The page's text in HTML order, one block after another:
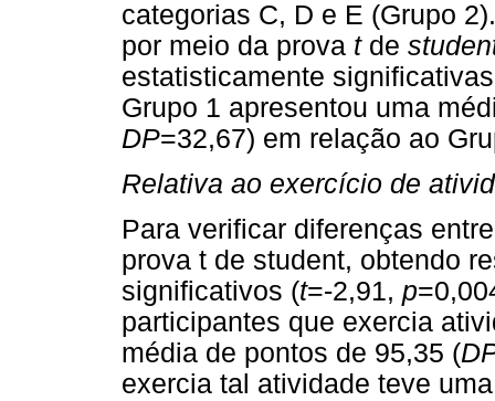
categorias C, D e E (Grupo
por meio da prova tde
estatisticamente
Grupo 1 apresentou uma
DP=32,67) em relação ao
Relativa ao exercício de
Para verificar diferenças
prova t de student, obtendo
significativos (t=-2,91, p
participantes que exercia
média de pontos de 95,35 (
exercia tal atividade teve